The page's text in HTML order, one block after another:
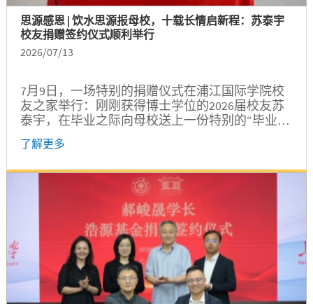
思源感恩 | 饮水思源报母校，十载长情启新程：苏泰宇
校友捐赠签约仪式顺利举行
2026/07/13
7月9日，一场特别的捐赠仪式在浦江国际学院校
友之家举行：刚刚获得博士学位的2026届校友苏
泰宇，在毕业之际向母校送上一份特别的“毕业礼
物”——设立“泰宇基金”。上海交通大学浦江国际
学院党委书记朱浩瑾、原密西根学院院长陈谦
院长孔令逊、党委副书记申岩峰，苏泰宇及家
人、学院师生代表共同见证了这一温情时刻。 缘
起：从百廿到百卅 苏泰宇2015年本科入学照片...
了解更多